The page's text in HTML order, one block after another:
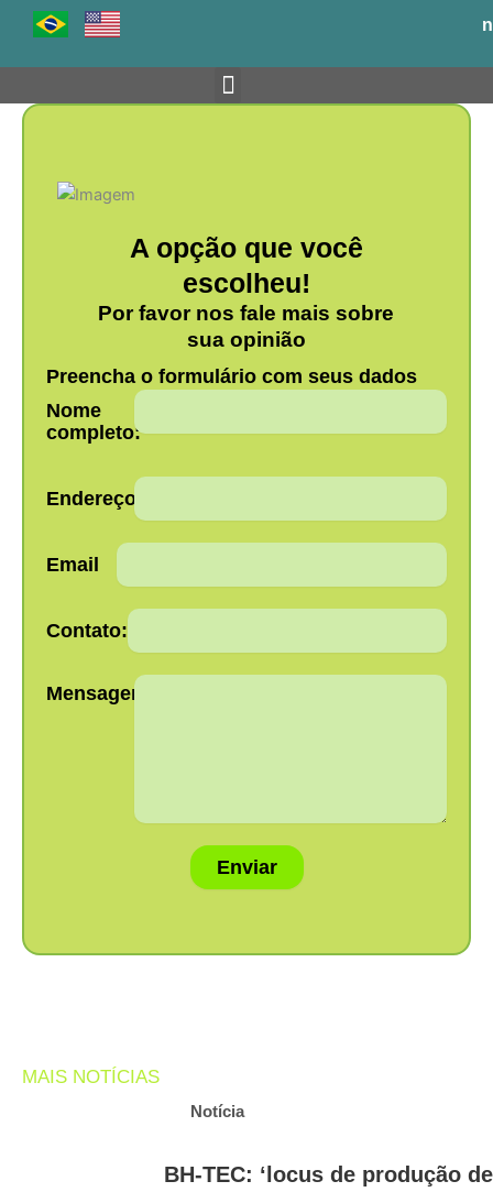
o
A opção que você
escolheu!
Por favor nos fale mais sobre
sua opinião
Preencha o formulário com seus dados
Nome
completo:
Endereço:
Email
Contato:
Mensagem:
Enviar
MAIS NOTÍCIAS
Notícia
BH-TEC: ‘locus de produção